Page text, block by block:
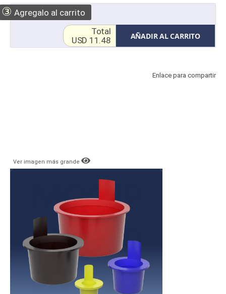
③ Agregalo al carrito
AÑADIR AL CARRITO
Total
USD 11.48
Enlace para compartir
Ver imagen más grande